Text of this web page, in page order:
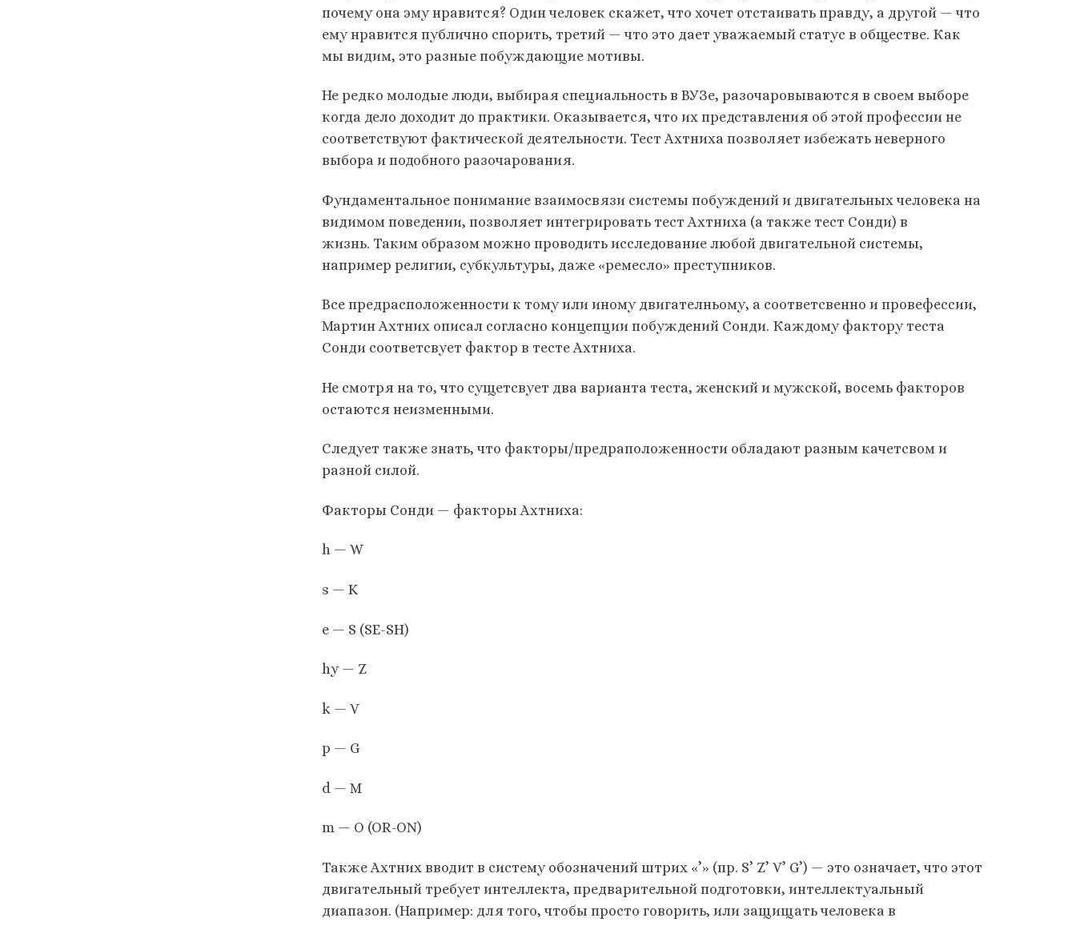
почему она эму нравится? Один человек скажет, что хочет отстаивать правду, а другой — что
ему нравится публично спорить, третий — что это дает уважаемый статус в обществе. Как
мы видим, это разные побуждающие мотивы.
Не редко молодые люди, выбирая специальность в ВУЗе, разочаровываются в своем выборе
когда дело доходит до практики. Оказывается, что их представления об этой профессии не
соответствуют фактической деятельности. Тест Ахтниха позволяет избежать неверного
выбора и подобного разочарования.
Фундаментальное понимание взаимосвязи системы побуждений и двигательных человека на
видимом поведении, позволяет интегрировать тест Ахтниха (а также тест Сонди) в
жизнь. Таким образом можно проводить исследование любой двигательной системы,
например религии, субкультуры, даже «ремесло» преступников.
Все предрасположенности к тому или иному двигателньому, а соответсвенно и провефессии,
Мартин Ахтних описал согласно концепции побуждений Сонди. Каждому фактору теста
Сонди соответсвует фактор в тесте Ахтниха.
Не смотря на то, что сущетсвует два варианта теста, женский и мужской, восемь факторов
остаются неизменными.
Следует также знать, что факторы/предраположенности обладают разным качетсвом и
разной силой.
Факторы Сонди — факторы Ахтниха:
h — W
s — K
e — S (SE-SH)
hy — Z
k — V
p — G
d — M
m — O (OR-ON)
Также Ахтних вводит в систему обозначений штрих «’» (пр. S’ Z’ V’ G’) — это означает, что этот
двигательный требует интеллекта, предварительной подготовки, интеллектуальный
диапазон. (Например: для того, чтобы просто говорить, или защищать человека в